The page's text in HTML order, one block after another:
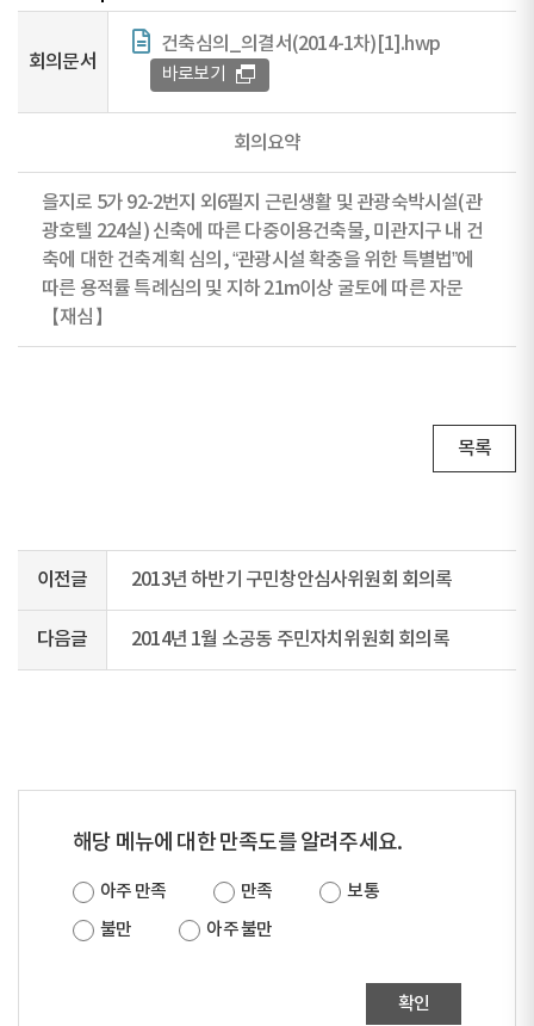
회의문서
건축심의_의결서(2014-1차)[1].hwp
바로보기
회의요약
을지로 5가 92-2번지 외6필지 근린생활 및 관광숙박시설(관
광호텔 224실) 신축에 따른 다중이용건축물, 미관지구 내 건
축에 대한 건축계획 심의, “관광시설 확충을 위한 특별법”에
따른 용적률 특례심의 및 지하 21m이상 굴토에 따른 자문
【재심】
목록
이전글 2013년 하반기 구민창안심사위원회 회의록
다음글 2014년 1월 소공동 주민자치위원회 회의록
해당 메뉴에 대한 만족도를 알려주세요.
아주 만족 만족
보통
불만
아주 불만
확인